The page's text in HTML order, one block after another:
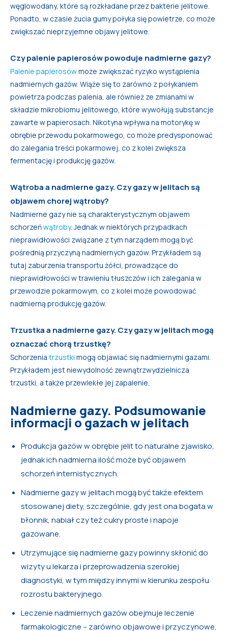
węglowodany, które są rozkładane przez bakterie jelitowe.
Ponadto, w czasie żucia gumy połyka się powietrze, co może
zwiększać nieprzyjemne objawy jelitowe.
Czy palenie papierosów powoduje nadmierne gazy?
Palenie papierosówmoże zwiększać ryzyko wystąpienia
nadmiernych gazów. Wiąże się to zarówno z połykaniem
powietrza podczas palenia, ale również ze zmianami w
składzie mikrobiomu jelitowego, które wywołują substancje
zawarte w papierosach. Nikotyna wpływa na motorykę w
obrębie przewodu pokarmowego, co może predysponować
do zalegania treści pokarmowej, co z kolei zwiększa
fermentację i produkcję gazów.
Wątroba a nadmierne gazy. Czy gazy w jelitach są
objawem chorej wątroby?
Nadmierne gazy nie są charakterystycznym objawem
schorzeńwątroby. Jednak w niektórych przypadkach
nieprawidłowości związane z tym narządem mogą być
pośrednią przyczyną nadmiernych gazów. Przykładem są
tutaj zaburzenia transportu żółci, prowadzące do
nieprawidłowości w trawieniu tłuszczów i ich zalegania w
przewodzie pokarmowym, co z kolei może powodować
nadmierną produkcję gazów.
Trzustka a nadmierne gazy. Czy gazy w jelitach mogą
oznaczać chorą trzustkę?
Schorzenia trzustki mogą objawiać się nadmiernymi gazami.
Przykładem jest niewydolność zewnątrzwydzielnicza
trzustki, a także przewlekłe jej zapalenie.
Nadmierne gazy. Podsumowanie
informacji o gazach w jelitach
Produkcja gazów w obrębie jelit to naturalne zjawisko,
jednak ich nadmierna ilość może być objawem
schorzeń internistycznych.
Nadmierne gazy w jelitach mogą być także efektem
stosowanej diety, szczególnie, gdy jest ona bogata w
błonnik, nabiał czy też cukry proste i napoje
gazowane.
Utrzymujące się nadmierne gazy powinny skłonić do
wizyty u lekarza i przeprowadzenia szerokiej
diagnostyki, w tym między innymi w kierunku zespołu
rozrostu bakteryjnego.
Leczenie nadmiernych gazów obejmuje leczenie
farmakologiczne – zarówno objawowe i przyczynowe,